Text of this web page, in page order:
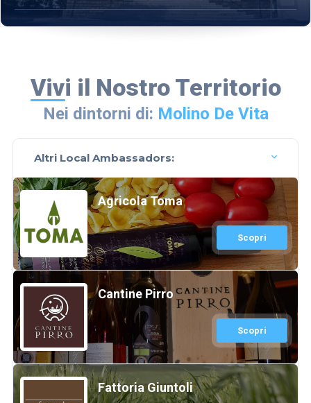
Vivi il Nostro Territorio
Nei dintorni di: Molino De Vita
Altri Local Ambassadors:
Agricola Toma
Scopri
Cantine Pirro
Scopri
Fattoria Giuntoli